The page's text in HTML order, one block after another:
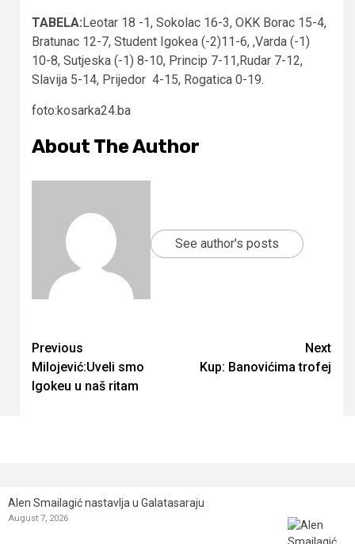
TABELA:Leotar 18 -1, Sokolac 16-3, OKK Borac 15-4,
Bratunac 12-7, Student Igokea (-2)11-6, ,Varda (-1)
10-8, Sutjeska (-1) 8-10, Princip 7-11,Rudar 7-12,
Slavija 5-14, Prijedor 4-15, Rogatica 0-19.
foto:kosarka24.ba
About The Author
See author's posts
Continue
Reading
Previous
Milojević:Uveli smo
Igokeu u naš ritam
Next
Kup: Banovićima trofej
Alen Smailagić nastavlja u Galatasaraju
August 7, 2026